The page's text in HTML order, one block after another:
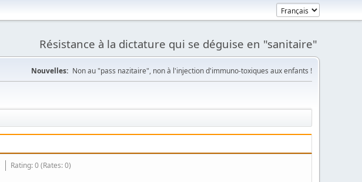
Résistance à la dictature qui se déguise en "sanitaire"
Nouvelles: Non au "pass nazitaire", non à l'injection d'immuno-toxiques aux enfants !
Rating: 0 (Rates: 0)